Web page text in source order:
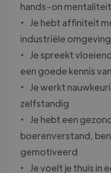
hands-on mentaliteit
• Je hebt affiniteit
industriële omgeving
• Je spreekt
een goede kennis
• Je werkt
zelfstandig
• Je hebt een
boerenverstand,
gemotiveerd
• Je voelt je thuis in